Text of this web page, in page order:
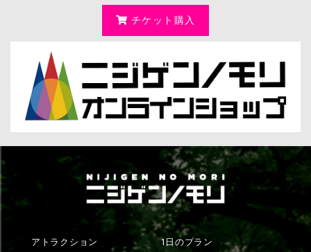
チケット購入
アトラクション 1日のプラン